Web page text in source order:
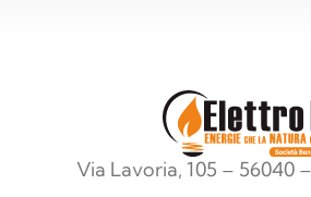
Via Lavoria, 105 – 56040